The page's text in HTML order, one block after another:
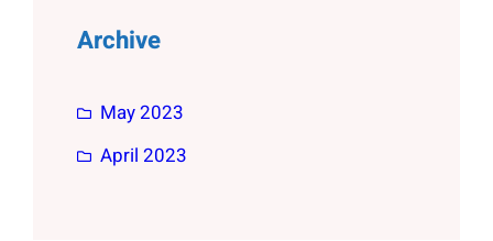
Archive
May 2023
April 2023